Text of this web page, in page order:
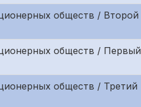
обществ / Второй
обществ / Первый
обществ / Третий